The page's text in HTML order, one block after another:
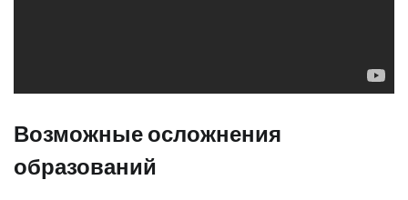
Возможные осложнения
образований